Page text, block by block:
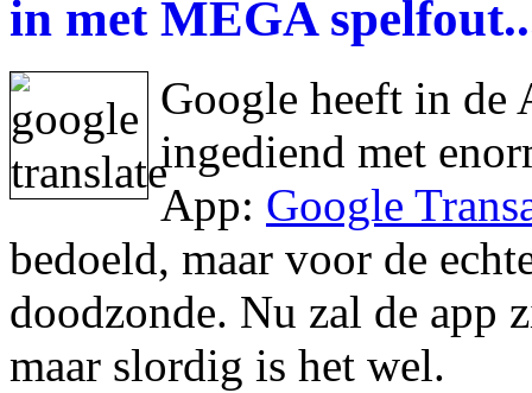
in met MEGA
Google heeft in de
ingediend met
App: Google
bedoeld, maar voor de
doodzonde. Nu zal de app
maar slordig is het wel.